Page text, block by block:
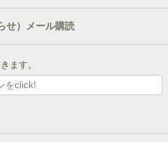
せ）メール購読
ます。